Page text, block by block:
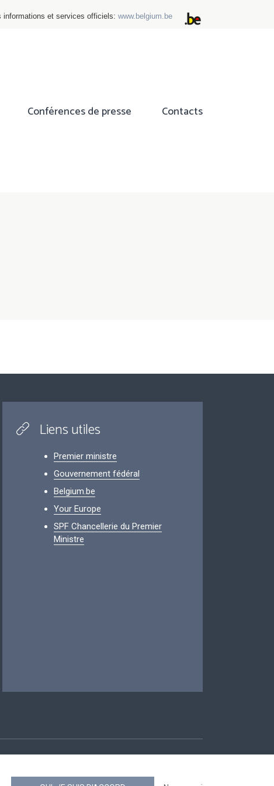
informations et services officiels: www.belgium.be
Conférences de presse Contacts
Liens utiles
Premier ministre
Gouvernement fédéral
Belgium.be
Your Europe
SPF Chancellerie du Premier
Ministre